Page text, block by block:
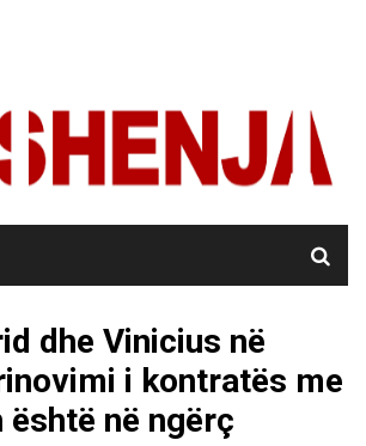
dhe Vinicius në
i kontratës me
është në ngërç